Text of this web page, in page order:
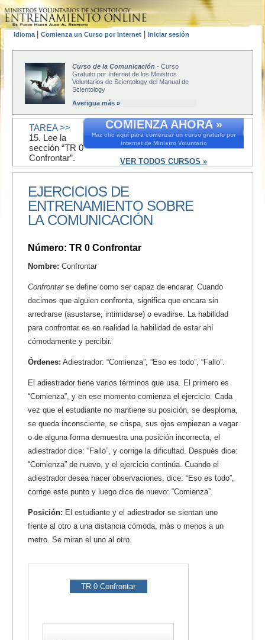
Idioma Comienza un Curso por Internet Iniciar sesión
Curso de la Comunicación - Curso
Gratuito por Internet de los Ministros
Voluntarios de Scientology del Manual de
Scientology
Averigua más »
COMIENZA AHORA »
Haz clic aquí para comenzar un curso gratuito por
internet de Ministro Voluntario
VER TODOS CURSOS »
TAREA >>
15. Lee la
sección “TR 0
Confrontar”.
EJERCICIOS DE
ENTRENAMIENTO SOBRE
LA COMUNICACIÓN
Número: TR 0 Confrontar
Nombre: Confrontar
Confrontarse define como ser capaz de encarar. Cuando
decimos que alguien confronta, significa que encara sin
arredrarse (asustarse, intimidarse) o evadirse. La habilidad
para confrontar es en realidad la habilidad de estar ahí
cómodamente y percibir.
Órdenes: Adiestrador: “Comienza”, “Eso es todo”, “Fallo”.
El adiestrador tiene varios términos que usa. El primero es
“Comienza”, y en ese momento comienza el ejercicio. Cada
vez que el estudiante no mantiene su posición, se desploma,
se queda inconsciente, se crispa, sus ojos empiezan a vagar
o de alguna forma demuestra una posición incorrecta, el
adiestrador dice: “Fallo”, y corrige la dificultad. Después dice:
“Comienza” de nuevo, y el ejercicio continúa. Cuando el
adiestrador desea hacer observaciones, dice: “Eso es todo”,
corrige este punto y luego dice de nuevo: “Comienza”.
Posición: El estudiante y el adiestrador se sientan uno
frente al otro a una distancia cómoda, más o menos a un
metro. Se miran el uno al otro.
TR 0 Confrontar